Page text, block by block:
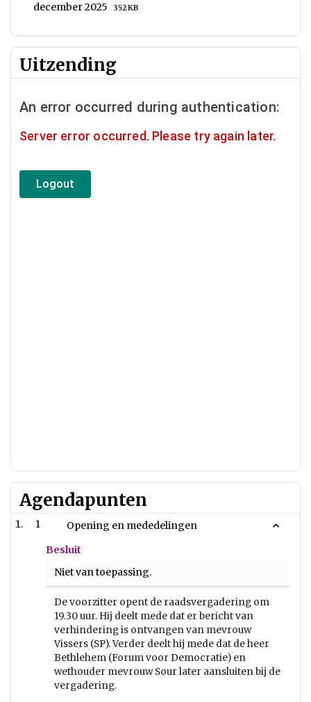
december 2025
352 KB
Uitzending
Agendapunten
1
Opening en mededelingen
Besluit
Niet van toepassing.
De voorzitter opent de raadsvergadering om
19.30 uur. Hij deelt mede dat er bericht van
verhindering is ontvangen van mevrouw
Vissers (SP). Verder deelt hij mede dat de heer
Bethlehem (Forum voor Democratie) en
wethouder mevrouw Sour later aansluiten bij de
vergadering.